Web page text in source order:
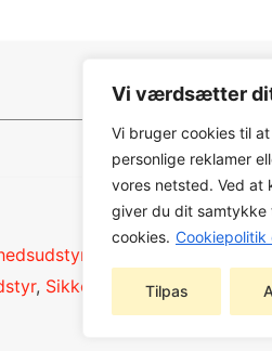
Vi værdsætter
Vi bruger cookies til
personlige reklamer
vores netsted. Ved at
giver du dit samtykke
cookies.
Tilpas
, Sikkerhedsudstyr